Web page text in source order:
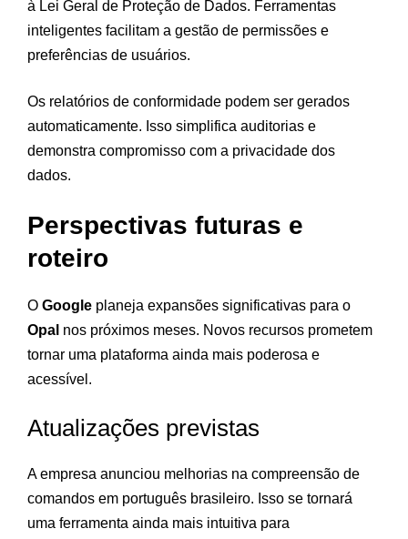
à Lei Geral de Proteção de Dados. Ferramentas
inteligentes facilitam a gestão de permissões e
preferências de usuários.
Os relatórios de conformidade podem ser gerados
automaticamente. Isso simplifica auditorias e
demonstra compromisso com a privacidade dos
dados.
Perspectivas futuras e
roteiro
O Google planeja expansões significativas para o
Opal nos próximos meses. Novos recursos prometem
tornar uma plataforma ainda mais poderosa e
acessível.
Atualizações previstas
A empresa anunciou melhorias na compreensão de
comandos em português brasileiro. Isso se tornará
uma ferramenta ainda mais intuitiva para